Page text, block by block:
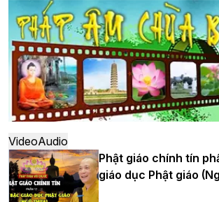
dựng Trung tâm văn hóa Phật giáo Thủ
đô
Hà Nội: Ngày tu học cuối cùng khép lại
khóa sinh hoạt Phật pháp mùa hè lần
thứ XIV tại chùa Bằng
Học yêu thương trong ngày tu tập thứ
VideoAudio
Phật giáo chính tín
giáo dục Phật giáo